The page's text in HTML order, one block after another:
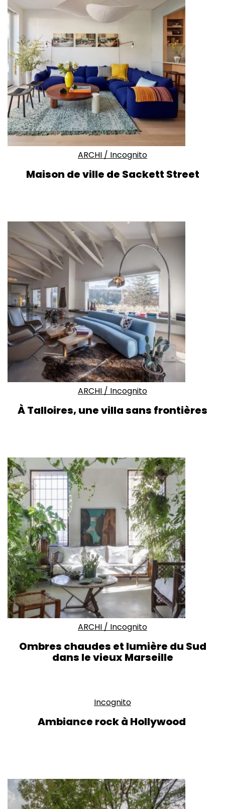
ARCHI / Incognito
Maison de ville de Sackett Street
ARCHI / Incognito
À Talloires, une villa sans frontières
ARCHI / Incognito
Ombres chaudes et lumière du Sud
dans le vieux Marseille
Incognito
Ambiance rock à Hollywood